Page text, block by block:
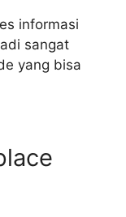
informasi
sangat
yang bisa